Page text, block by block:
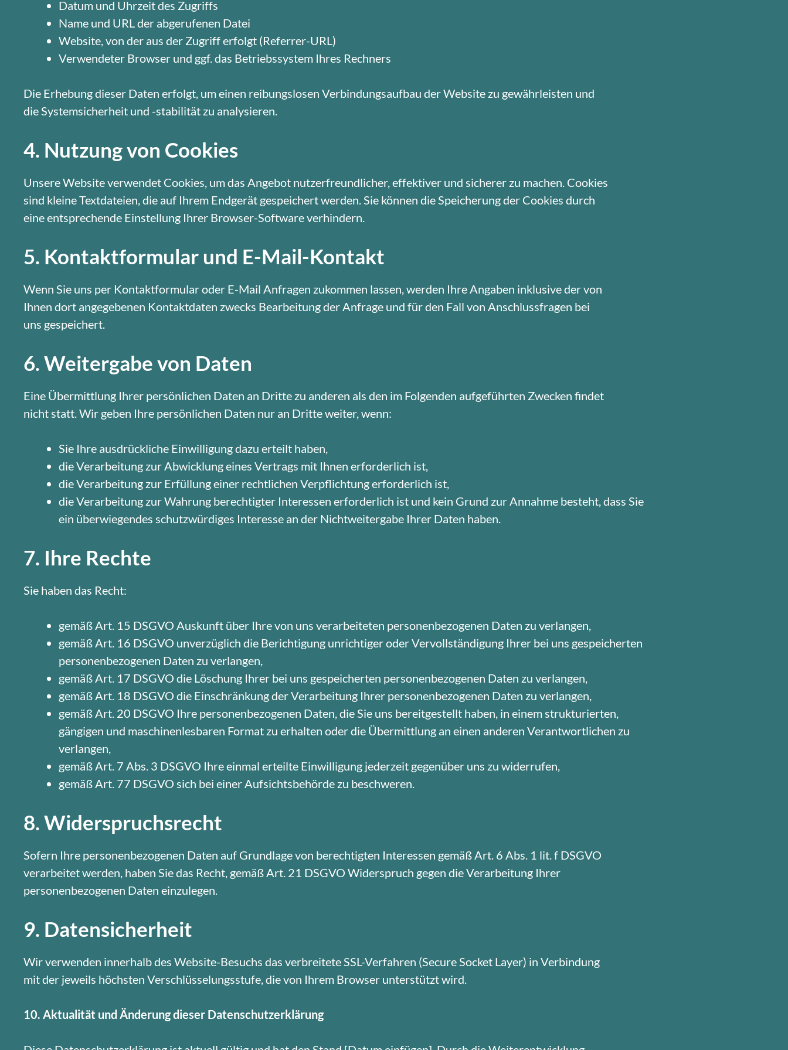
Datum und Uhrzeit des Zugriffs
Name und URL der abgerufenen Datei
Website, von der aus der Zugriff erfolgt (Referrer-URL)
Verwendeter Browser und ggf. das Betriebssystem Ihres Rechners
Die Erhebung dieser Daten erfolgt, um einen reibungslosen Verbindungsaufbau der Website zu gewährleisten und
die Systemsicherheit und -stabilität zu analysieren.
4. Nutzung von Cookies
Unsere Website verwendet Cookies, um das Angebot nutzerfreundlicher, effektiver und sicherer zu machen. Cookies
sind kleine Textdateien, die auf Ihrem Endgerät gespeichert werden. Sie können die Speicherung der Cookies durch
eine entsprechende Einstellung Ihrer Browser-Software verhindern.
5. Kontaktformular und E-Mail-Kontakt
Wenn Sie uns per Kontaktformular oder E-Mail Anfragen zukommen lassen, werden Ihre Angaben inklusive der von
Ihnen dort angegebenen Kontaktdaten zwecks Bearbeitung der Anfrage und für den Fall von Anschlussfragen bei
uns gespeichert.
6. Weitergabe von Daten
Eine Übermittlung Ihrer persönlichen Daten an Dritte zu anderen als den im Folgenden aufgeführten Zwecken findet
nicht statt. Wir geben Ihre persönlichen Daten nur an Dritte weiter, wenn:
Sie Ihre ausdrückliche Einwilligung dazu erteilt haben,
die Verarbeitung zur Abwicklung eines Vertrags mit Ihnen erforderlich ist,
die Verarbeitung zur Erfüllung einer rechtlichen Verpflichtung erforderlich ist,
die Verarbeitung zur Wahrung berechtigter Interessen erforderlich ist und kein Grund zur Annahme besteht, dass Sie
ein überwiegendes schutzwürdiges Interesse an der Nichtweitergabe Ihrer Daten haben.
7. Ihre Rechte
Sie haben das Recht:
gemäß Art. 15 DSGVO Auskunft über Ihre von uns verarbeiteten personenbezogenen Daten zu verlangen,
gemäß Art. 16 DSGVO unverzüglich die Berichtigung unrichtiger oder Vervollständigung Ihrer bei uns gespeicherten
personenbezogenen Daten zu verlangen,
gemäß Art. 17 DSGVO die Löschung Ihrer bei uns gespeicherten personenbezogenen Daten zu verlangen,
gemäß Art. 18 DSGVO die Einschränkung der Verarbeitung Ihrer personenbezogenen Daten zu verlangen,
gemäß Art. 20 DSGVO Ihre personenbezogenen Daten, die Sie uns bereitgestellt haben, in einem strukturierten,
gängigen und maschinenlesbaren Format zu erhalten oder die Übermittlung an einen anderen Verantwortlichen zu
verlangen,
gemäß Art. 7 Abs. 3 DSGVO Ihre einmal erteilte Einwilligung jederzeit gegenüber uns zu widerrufen,
gemäß Art. 77 DSGVO sich bei einer Aufsichtsbehörde zu beschweren.
8. Widerspruchsrecht
Sofern Ihre personenbezogenen Daten auf Grundlage von berechtigten Interessen gemäß Art. 6 Abs. 1 lit. f DSGVO
verarbeitet werden, haben Sie das Recht, gemäß Art. 21 DSGVO Widerspruch gegen die Verarbeitung Ihrer
personenbezogenen Daten einzulegen.
9. Datensicherheit
Wir verwenden innerhalb des Website-Besuchs das verbreitete SSL-Verfahren (Secure Socket Layer) in Verbindung
mit der jeweils höchsten Verschlüsselungsstufe, die von Ihrem Browser unterstützt wird.
10. Aktualität und Änderung dieser Datenschutzerklärung